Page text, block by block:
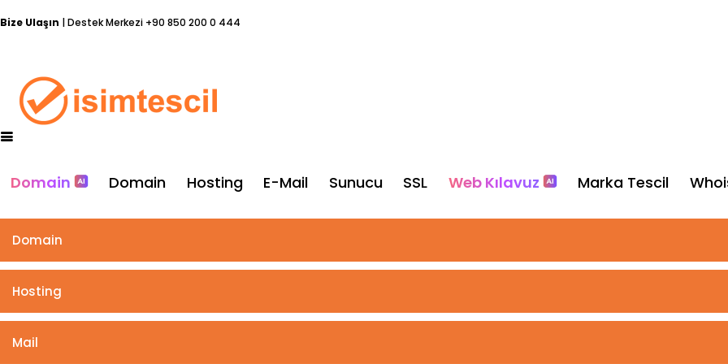
Bize Ulaşın | Destek Merkezi +90 850 200 0 444
Domain Domain Hosting E-Mail Sunucu SSL Web Kılavuz Marka Tescil
Domain
Hosting
Mail